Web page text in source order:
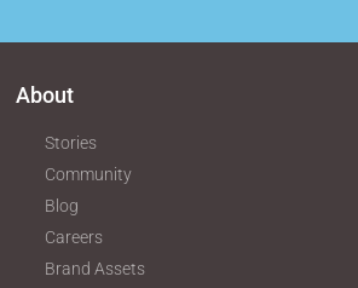
About
Stories
Community
Blog
Careers
Brand Assets